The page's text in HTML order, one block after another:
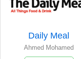
Daily Meal
Ahmed Mohamed